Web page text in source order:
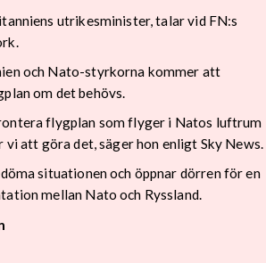
utrikesminister, talar vid FN:s
och Nato-styrkorna kommer att
om det behövs.
flygplan som flyger i Natos luftrum
att göra det, säger hon enligt Sky News.
situationen och öppnar dörren för en
mellan Nato och Ryssland.